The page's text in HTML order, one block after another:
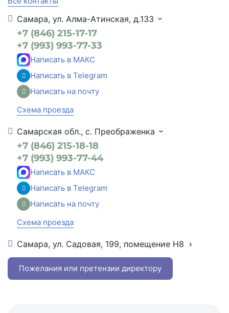
Самара, ул. Алма-Атинская, д.133
+7 (846) 215-17-17
+7 (993) 993-77-33
Написать в МАКС
Написать в Telegram
Написать на почту
Схема проезда
Самарская обл., с. Преображенка
+7 (846) 215-18-18
+7 (993) 993-77-44
Написать в МАКС
Написать в Telegram
Написать на почту
Схема проезда
Самара, ул. Садовая, 199, помещение Н8
+7 (993) 993-77-22
Написать в МАКС
Пожелания или претензии директору